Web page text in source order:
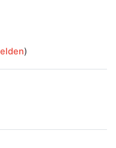
)